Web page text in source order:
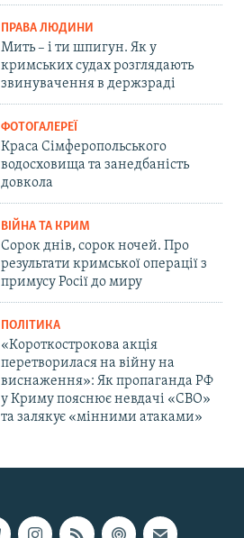
ПРАВА ЛЮДИНИ
Мить – і ти шпигун. Як у
кримських судах розглядають
звинувачення в держзраді
ФОТОГАЛЕРЕЇ
Краса Сімферопольського
водосховища та занедбаність
довкола
ВІЙНА ТА КРИМ
Сорок днів, сорок ночей. Про
результати кримської операції з
примусу Росії до миру
ПОЛІТИКА
«Короткострокова акція
перетворилася на війну на
виснаження»: Як пропаганда РФ
у Криму пояснює невдачі «СВО»
та залякує «мінними атаками»